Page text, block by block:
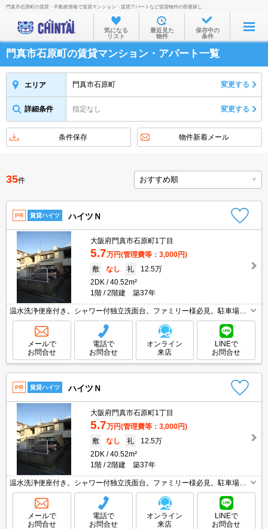
お部屋を探す
沿線・駅から
住所から
物件特集から
不動産会社から
TOP
門真市石原町の賃貸・不動産情報で賃貸マンション・賃貸アパートなど賃貸物件の部屋探し
気になる
リスト
最近見た
物件
保存中の
条件
門真市石原町の賃貸マンション・アパート一覧
エリア 門真市石原町 変更する
詳細条件 指定なし 変更する
条件保存 物件新着メール
35件
PR 賃貸ハイツ ハイツＮ
大阪府門真市石原町1丁目
5.7万円(管理費等：3,000円)
敷
なし 礼
12.5万
2DK
40.52m²
1階
2階建 築37年
温水洗浄便座付き。シャワー付独立洗面台。ファミリー様必見。駐車場は
敷地内。ぜひお問い合わせください!。
メールで
お問合せ
電話で
お問合せ
オンライン
来店
LINEで
お問合せ
PR 賃貸ハイツ ハイツＮ
大阪府門真市石原町1丁目
5.7万円(管理費等：3,000円)
敷
なし 礼
12.5万
2DK
40.52m²
1階
2階建 築37年
温水洗浄便座付き。シャワー付独立洗面台。ファミリー様必見。駐車場は
敷地内。ぜひお問い合わせください!。
メールで
お問合せ
電話で
お問合せ
オンライン
来店
LINEで
お問合せ